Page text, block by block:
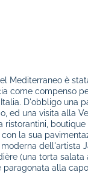
Mediterraneo è
come compenso
D'obbligo una
ed una visita alla
ristorantini,
con la sua
dell'artista
(una torta
paragonata alla